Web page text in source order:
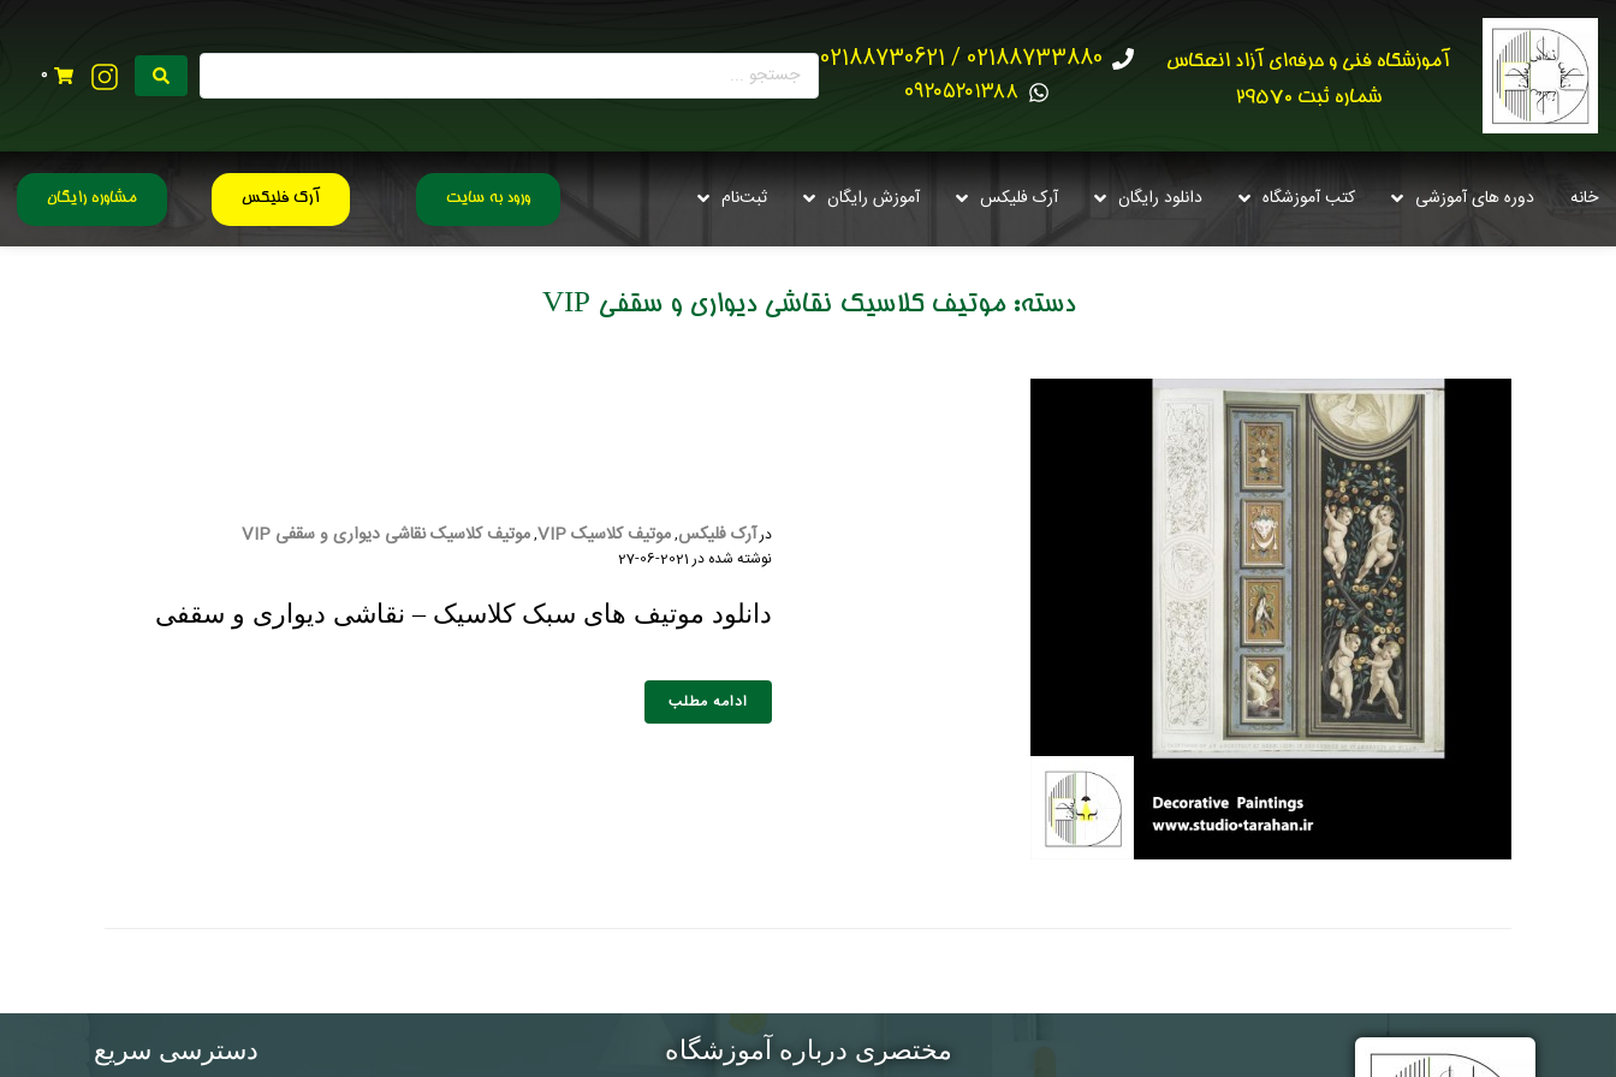
آموزشگاه فنی و حرفه‌ای آزاد انعکاس
شماره ثبت 29570
02188733880 / 02188730621
0۹۲۰۵۲۰۱۳۸۸
0
خانه دوره های آموزشی کتب آموزشگاه دانلود رایگان آرک فلیکس آموزش رایگان ثبت‌نام ورود به سایت آرک فلیکس مشاوره رایگان
دسته:موتیف کلاسیک نقاشی دیواری و سقفی VIP
درآرک فلیکس,موتیف کلاسیک VIP ,موتیف کلاسیک نقاشی دیواری و سقفی VIP
نوشته شده در2021-06-27
دانلود موتیف های سبک کلاسیک – نقاشی دیواری و سقفی
ادامه مطلب
مختصری درباره آموزشگاه دسترسی سریع